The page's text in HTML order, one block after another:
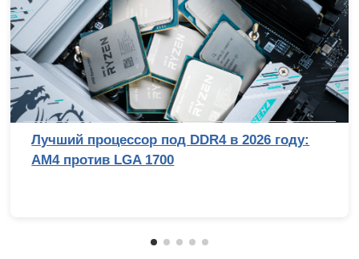
Лучший процессор под DDR4 в 2026 году:
AM4 против LGA 1700